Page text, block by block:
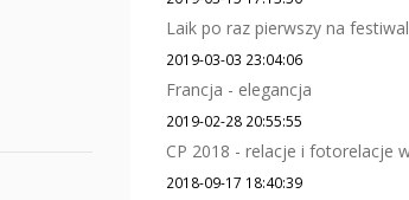
Laik po raz pierwszy na
2019-03-03 23:04:06
Francja - elegancja
2019-02-28 20:55:55
CP 2018 - relacje i fotorelacje
2018-09-17 18:40:39